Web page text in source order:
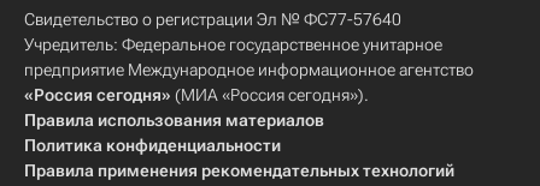
Свидетельство о регистрации Эл № ФС77-57640
Учредитель: Федеральное государственное унитарное
предприятие Международное информационное агентство
«Россия сегодня» (МИА «Россия сегодня»).
Правила использования материалов
Политика конфиденциальности
Правила применения рекомендательных технологий